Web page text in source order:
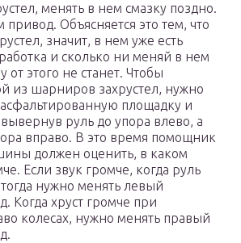
менять в нем смазку поздно.
Объясняется это тем, что
значит, в нем уже есть
и сколько ни меняй в нем
от этого не станет. Чтобы
из шарниров захрустел, нужно
площадку и
руль до упора влево, а
вправо. В это время помощник
должен оценить, в каком
Если звук громче, когда руль
нужно менять левый
Когда хруст громче при
колесах, нужно менять правый